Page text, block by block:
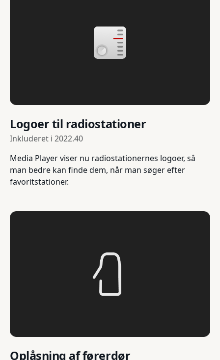
Logoer til radiostationer
Inkluderet i 2022.40
Media Player viser nu radiostationernes logoer, så
man bedre kan finde dem, når man søger efter
favoritstationer.
Oplåsning af førerdør